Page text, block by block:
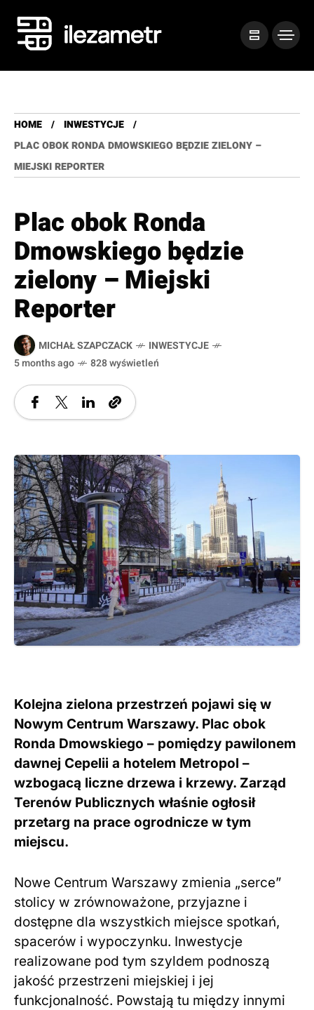
HOME
INWESTYCJE
PLAC OBOK RONDA DMOWSKIEGO BĘDZIE ZIELONY –
MIEJSKI REPORTER
Plac obok Ronda
Dmowskiego będzie
zielony – Miejski
Reporter
MICHAŁ SZAPCZACK
INWESTYCJE
5 months ago
828 wyświetleń
Kolejna zielona przestrzeń pojawi się w
Nowym Centrum Warszawy. Plac obok
Ronda Dmowskiego – pomiędzy pawilonem
dawnej Cepelii a hotelem Metropol –
wzbogacą liczne drzewa i krzewy. Zarząd
Terenów Publicznych właśnie ogłosił
przetarg na prace ogrodnicze w tym
miejscu.
Nowe Centrum Warszawy zmienia „serce”
stolicy w zrównoważone, przyjazne i
dostępne dla wszystkich miejsce spotkań,
spacerów i wypoczynku. Inwestycje
realizowane pod tym szyldem podnoszą
jakość przestrzeni miejskiej i jej
funkcjonalność. Powstają tu między innymi